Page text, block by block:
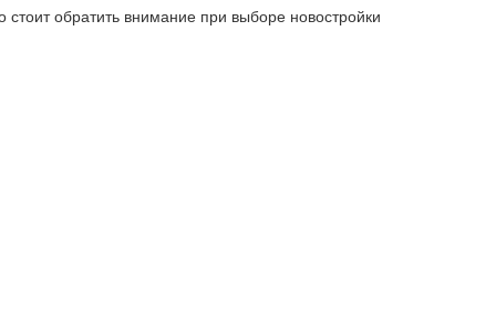
обратить внимание при выборе новостройки